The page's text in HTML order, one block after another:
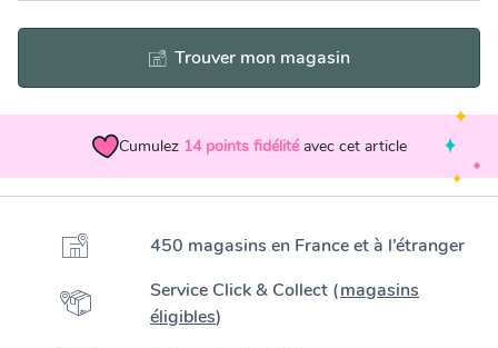
Trouver mon magasin
Cumulez 14 points fidélité avec cet article
450 magasins en France et à l’étranger
Service Click & Collect (magasins
éligibles)